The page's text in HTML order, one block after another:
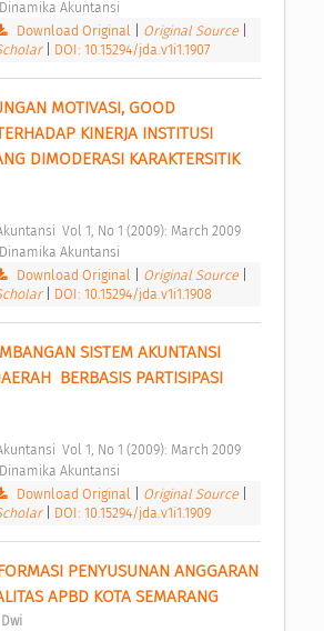
Akuntansi
Download Original Original Source
DOI: 10.15294/jda.v1i1.1907
MOTIVASI, GOOD
KINERJA INSTITUSI
DIMODERASI KARAKTERSITIK
Vol 1, No 1 (2009): March 2009
Akuntansi
Download Original Original Source
DOI: 10.15294/jda.v1i1.1908
SISTEM AKUNTANSI
BERBASIS PARTISIPASI
Vol 1, No 1 (2009): March 2009
Akuntansi
Download Original Original Source
DOI: 10.15294/jda.v1i1.1909
PENYUSUNAN ANGGARAN
APBD KOTA SEMARANG